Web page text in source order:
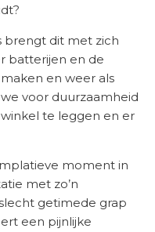
brengt dit met zich
batterijen en de
en weer als
voor duurzaamheid
te leggen en er
moment in
met zo’n
getimede grap
een pijnlijke